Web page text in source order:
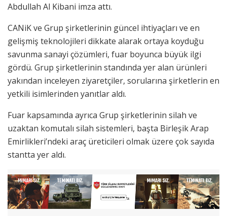
Abdullah Al Kibani imza attı.
CANiK ve Grup şirketlerinin güncel ihtiyaçları ve en
gelişmiş teknolojileri dikkate alarak ortaya koyduğu
savunma sanayi çözümleri, fuar boyunca büyük ilgi
gördü. Grup şirketlerinin standında yer alan ürünleri
yakından inceleyen ziyaretçiler, sorularına şirketlerin en
yetkili isimlerinden yanıtlar aldı.
Fuar kapsamında ayrıca Grup şirketlerinin silah ve
uzaktan komutalı silah sistemleri, başta Birleşik Arap
Emirlikleri’ndeki araç üreticileri olmak üzere çok sayıda
stantta yer aldı.